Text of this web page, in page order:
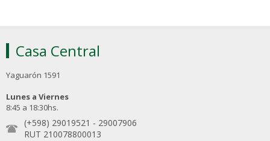
Casa Central
Yaguarón 1591
Lunes a Viernes
8:45 a 18:30hs.
(+598) 29019521 - 29007906
RUT 210078800013